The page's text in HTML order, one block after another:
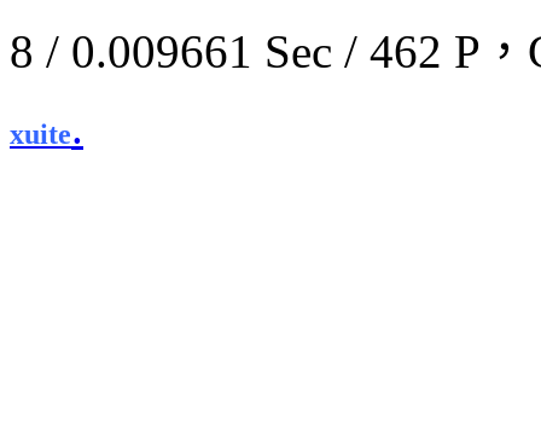
8 / 0.009661 Sec / 462 P
xuite.